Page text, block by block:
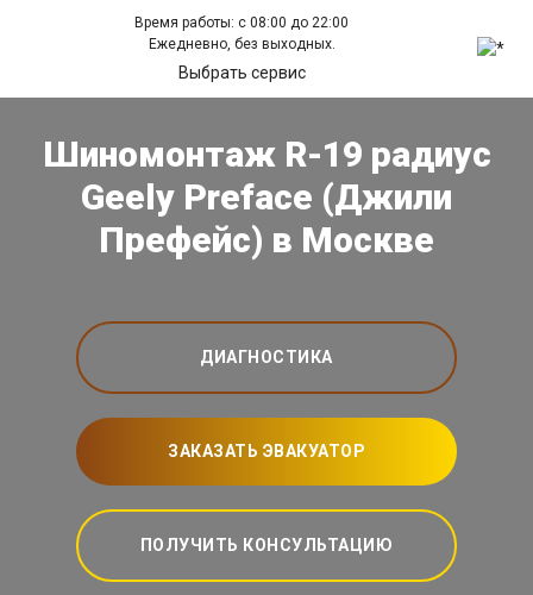
Время работы: с 08:00 до 22:00
Ежедневно, без выходных.
Выбрать сервис
Шиномонтаж R-19 радиус
Geely Preface (Джили
Префейс) в Москве
ДИАГНОСТИКА
ЗАКАЗАТЬ ЭВАКУАТОР
ПОЛУЧИТЬ КОНСУЛЬТАЦИЮ